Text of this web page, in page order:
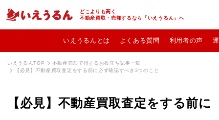
どこよりも高く
不動産買取・売却するなら「いえうるん」へ
いえうるんとは よくある質問 利用者の声
いえうるんTOP
不動産売却で得するお役立ち記事一覧
【必見】不動産買取査定をする前に必ず確認すべき3つのこと
【必見】不動産買取査定をする前に